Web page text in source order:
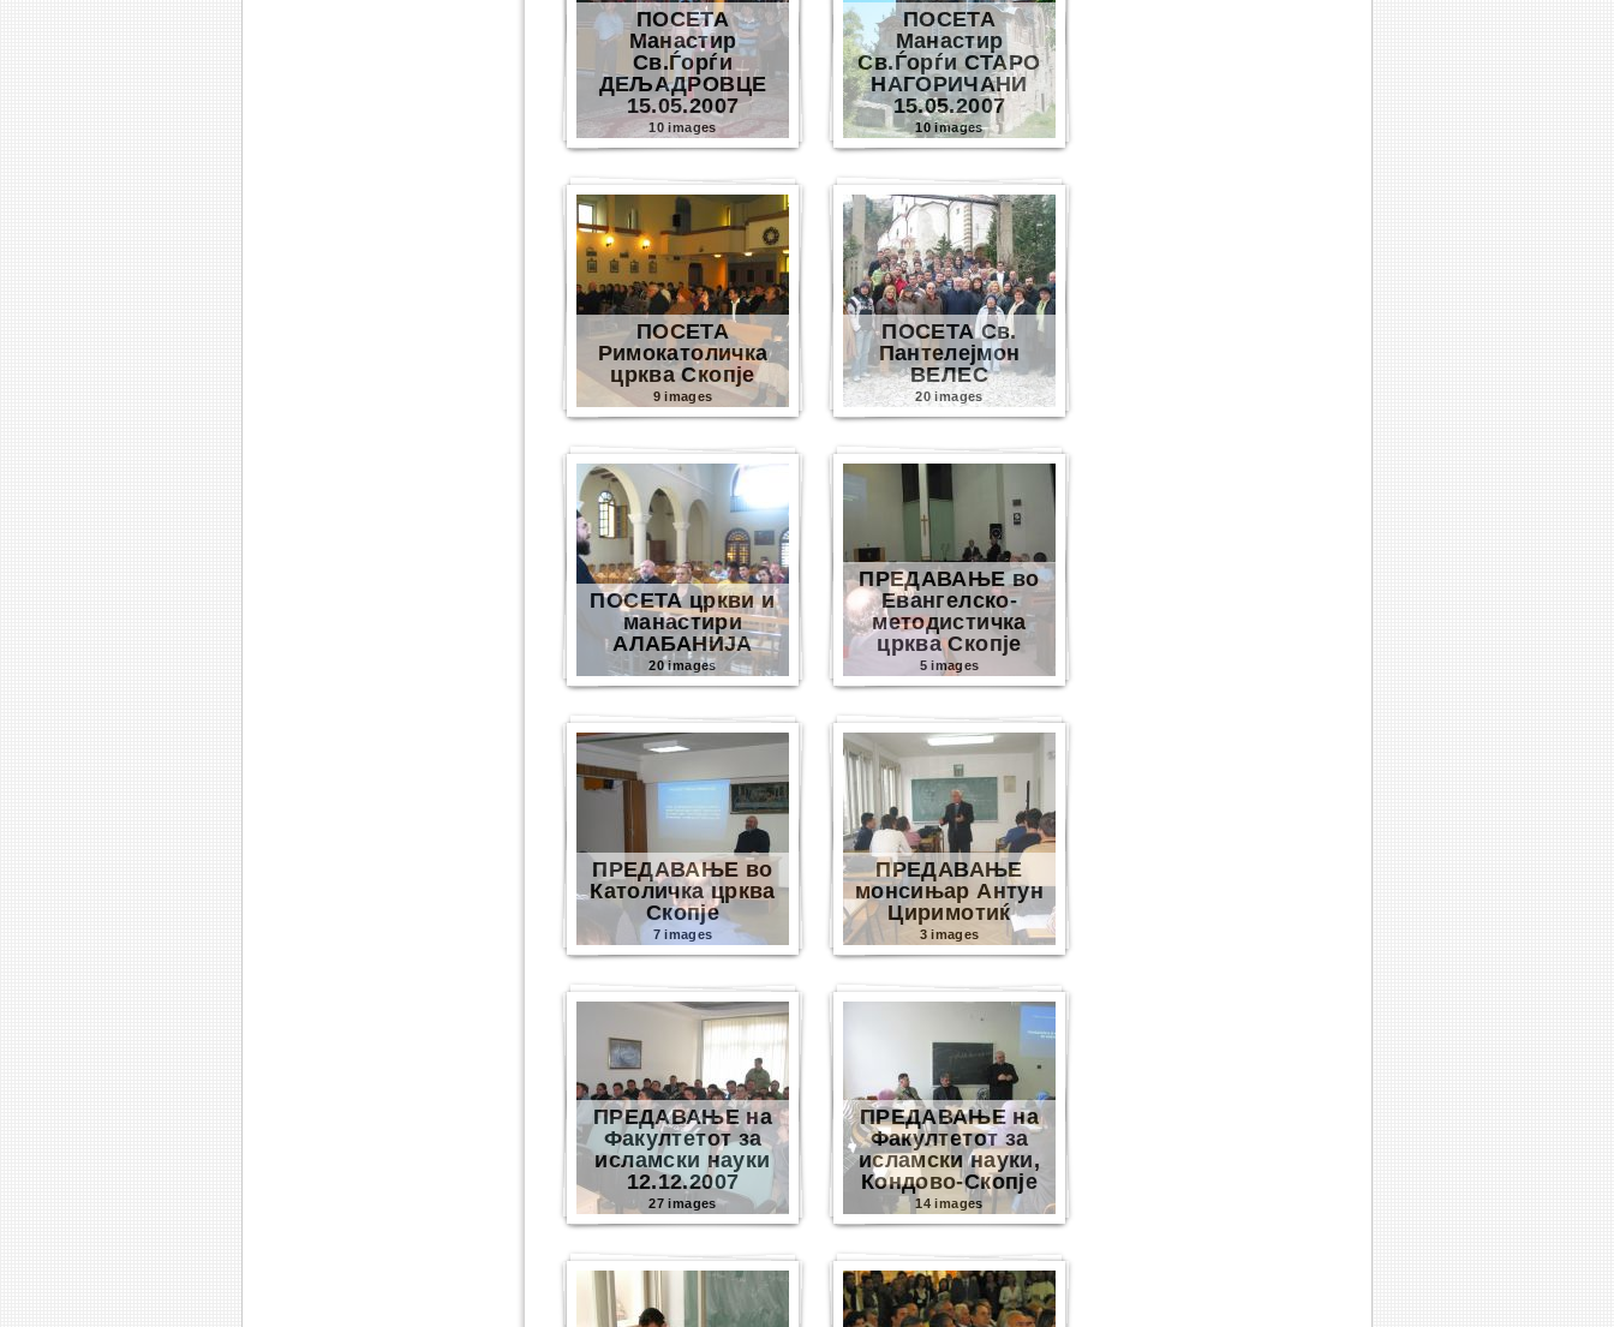
ПОСЕТА
Манастир
Св.Ѓорѓи
ДЕЉАДРОВЦЕ
15.05.2007
10 images
ПОСЕТА
Манастир
Св.Ѓорѓи СТАРО
НАГОРИЧАНИ
15.05.2007
10 images
ПОСЕТА
Римокатоличка
црква Скопје
9 images
ПОСЕТА Св.
Пантелејмон
ВЕЛЕС
20 images
ПОСЕТА цркви и
манастири
АЛАБАНИЈА
20 images
ПРЕДАВАЊЕ во
Евангелско-
методистичка
црква Скопје
5 images
ПРЕДАВАЊЕ во
Католичка црква
Скопје
7 images
ПРЕДАВАЊЕ
монсињар Антун
Циримотиќ
3 images
ПРЕДАВАЊЕ на
Факултетот за
исламски науки
12.12.2007
27 images
ПРЕДАВАЊЕ на
Факултетот за
исламски науки,
Кондово-Скопје
14 images